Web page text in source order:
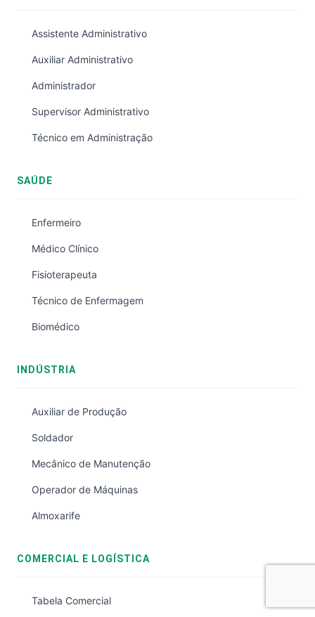
Assistente Administrativo
Auxiliar Administrativo
Administrador
Supervisor Administrativo
Técnico em Administração
SAÚDE
Enfermeiro
Médico Clínico
Fisioterapeuta
Técnico de Enfermagem
Biomédico
INDÚSTRIA
Auxiliar de Produção
Soldador
Mecânico de Manutenção
Operador de Máquinas
Almoxarife
COMERCIAL E LOGÍSTICA
Tabela Comercial